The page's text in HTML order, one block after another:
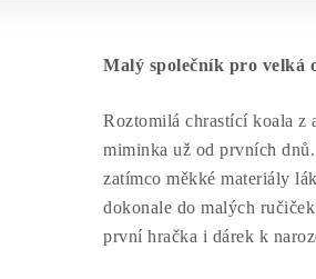
Malý společník pro velká
Roztomilá chrastící koala z
miminka už od prvních
zatímco měkké materiály
dokonale do malých
první hračka i dárek k